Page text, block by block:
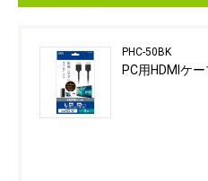
PHC-50BK
PC用HDMIケ